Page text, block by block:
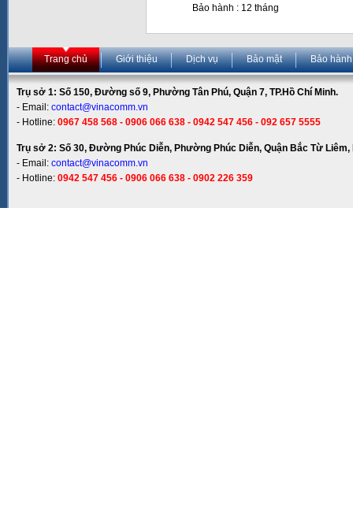
Bảo hành : 12 tháng
Trang chủ Giới thiệu Dịch vụ Bảo mật Bảo hành
Trụ sở 1: Số 150, Đường số 9, Phường Tân Phú, Quận 7, TP.Hồ Chí Minh.
- Email: contact@vinacomm.vn
- Hotline: 0967 458 568 - 0906 066 638 - 0942 547 456 - 092 657 5555
Trụ sở 2: Số 30, Đường Phúc Diễn, Phường Phúc Diễn, Quận Bắc Từ Liêm,
- Email: contact@vinacomm.vn
- Hotline: 0942 547 456 - 0906 066 638 - 0902 226 359